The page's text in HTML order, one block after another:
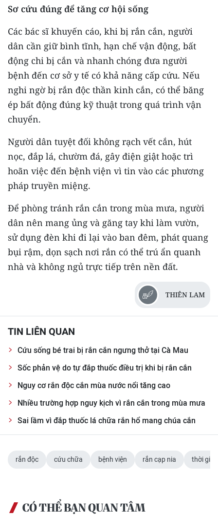
Sơ cứu đúng để tăng cơ hội sống
Các bác sĩ khuyến cáo, khi bị rắn cắn, người
dân cần giữ bình tĩnh, hạn chế vận động, bất
động chi bị cắn và nhanh chóng đưa người
bệnh đến cơ sở y tế có khả năng cấp cứu. Nếu
nghi ngờ bị rắn độc thần kinh cắn, có thể băng
ép bất động đúng kỹ thuật trong quá trình vận
chuyển.
Người dân tuyệt đối không rạch vết cắn, hút
nọc, đắp lá, chườm đá, gây điện giật hoặc trì
hoãn việc đến bệnh viện vì tin vào các phương
pháp truyền miệng.
Để phòng tránh rắn cắn trong mùa mưa, người
dân nên mang ủng và găng tay khi làm vườn,
sử dụng đèn khi đi lại vào ban đêm, phát quang
bụi rậm, dọn sạch nơi rắn có thể trú ẩn quanh
nhà và không ngủ trực tiếp trên nền đất.
THIÊN LAM
TIN LIÊN QUAN
Cứu sống bé trai bị rắn cắn ngưng thở tại Cà Mau
Sốc phản vệ do tự đắp thuốc điều trị khi bị rắn cắn
Nguy cơ rắn độc cắn mùa nước nổi tăng cao
Nhiều trường hợp nguy kịch vì rắn cắn trong mùa mưa
Sai lầm vì đắp thuốc lá chữa rắn hổ mang chúa cắn
rắn độc cứu chữa bệnh viện rắn cạp nia thời
CÓ THỂ BẠN QUAN TÂM